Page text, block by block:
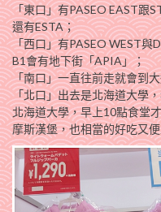
「東口」有PASEO EAST跟
還有ESTA；
「西口」有PASEO WEST與
B1會有地下街「APIA」；
「南口」一直往前走就會到
「北口」出去是北海道大學
北海道大學，早上10點食堂
摩斯漢堡，也相當的好吃又